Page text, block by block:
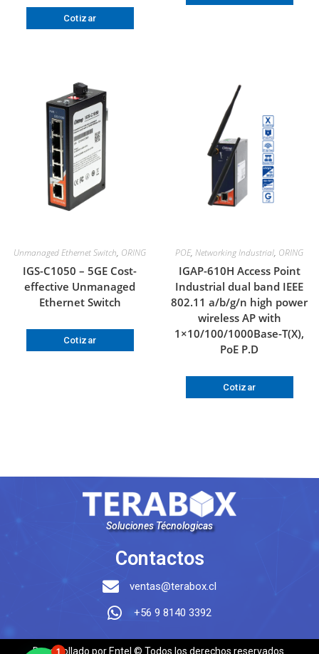
Cotizar
Unmanaged Ethernet Switch, ORING
IGS-C1050 – 5GE Cost-
effective Unmanaged
Ethernet Switch
Cotizar
POE, Networking Industrial, ORING
IGAP-610H Access Point
Industrial dual band IEEE
802.11 a/b/g/n high power
wireless AP with
1×10/100/1000Base-T(X),
PoE P.D
Cotizar
Soluciones Técnologicas
Contactos
ventas@terabox.cl
+56 9 8140 3392
Desarrollado por Entel © Todos los derechos reservados.
1